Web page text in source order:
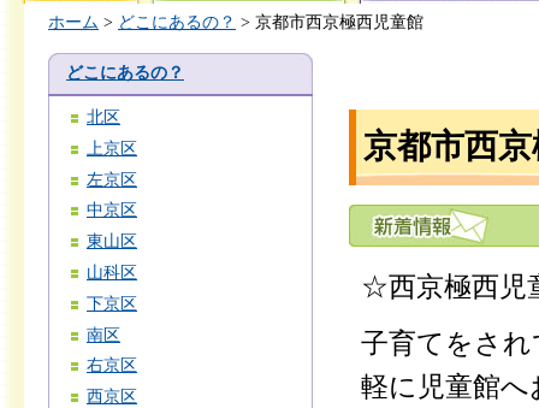
ホーム > どこにあるの？ > 京都市西京極西児童館
どこにあるの？
北区
上京区
左京区
中京区
東山区
山科区
下京区
南区
右京区
西京区
京都市西
☆西京極西児
子育てをさ
軽に児童館